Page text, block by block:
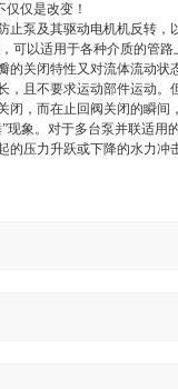
仅仅是改变！
止泵及其驱动电机机反转
可以适用于各种介质的管
关闭特性又对流体流动状
且不要求运动部件运动。
，而在止回阀关闭的瞬
象。对于多台泵并联适用
压力升跃或下降的水力